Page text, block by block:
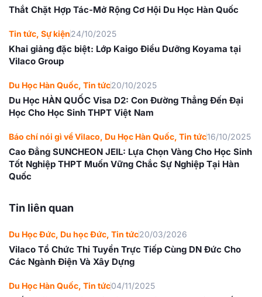
Thắt Chặt Hợp Tác-Mở Rộng Cơ Hội Du Học Hàn Quốc
Tin tức, Sự kiện24/10/2025
Khai giảng đặc biệt: Lớp Kaigo Điều Dưỡng Koyama tại
Vilaco Group
Du Học Hàn Quốc, Tin tức20/10/2025
Du Học HÀN QUỐC Visa D2: Con Đường Thẳng Đến Đại
Học Cho Học Sinh THPT Việt Nam
Báo chí nói gì về Vilaco, Du Học Hàn Quốc, Tin tức16/10/2025
Cao Đẳng SUNCHEON JEIL: Lựa Chọn Vàng Cho Học Sinh
Tốt Nghiệp THPT Muốn Vững Chắc Sự Nghiệp Tại Hàn
Quốc
Tin liên quan
Du Học Đức, Du học Đức, Tin tức20/03/2026
Vilaco Tổ Chức Thi Tuyển Trực Tiếp Cùng DN Đức Cho
Các Ngành Điện Và Xây Dựng
Du Học Hàn Quốc, Tin tức04/11/2025